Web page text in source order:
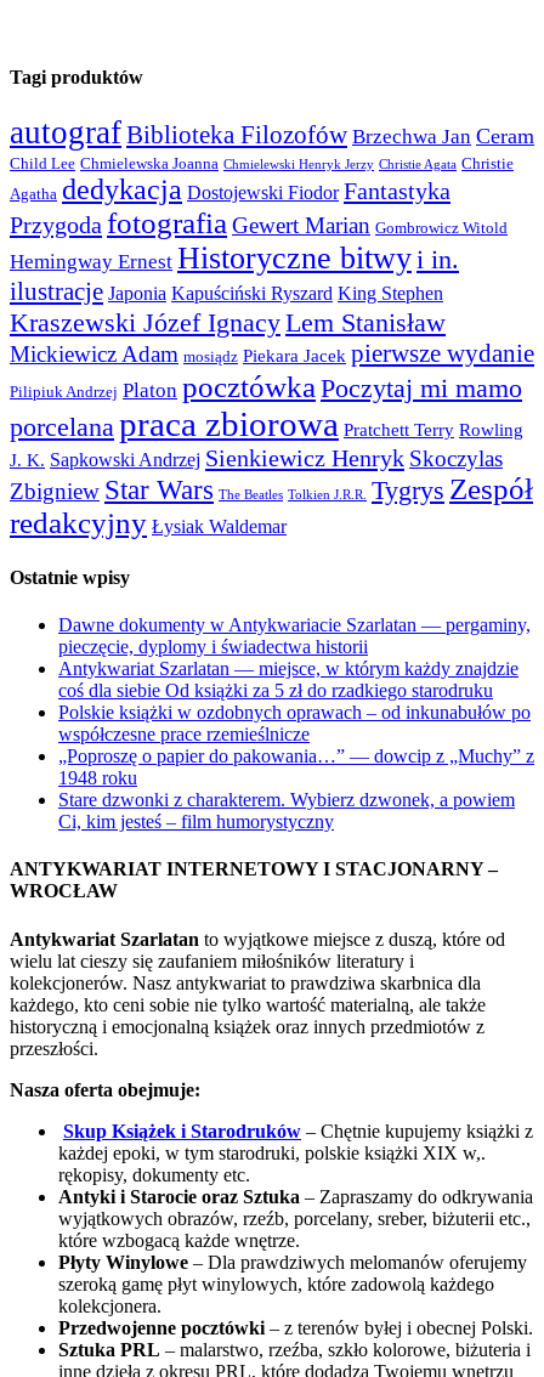
Tagi produktów
autografBiblioteka Filozofów Brzechwa Jan Ceram
Child Lee Chmielewska Joanna Chmielewski Henryk Jerzy Christie Agata Christie
Agatha dedykacja Dostojewski Fiodor Fantastyka
Przygodafotografia Gewert Marian Gombrowicz Witold
Hemingway Ernest Historyczne bitwyi in.
ilustracje Japonia Kapuściński Ryszard King Stephen
Kraszewski Józef IgnacyLem Stanisław
Mickiewicz Adam mosiądz Piekara Jacek pierwsze wydanie
Pilipiuk Andrzej Platon pocztówka Poczytaj mi mamo
porcelanapraca zbiorowa Pratchett Terry Rowling
J. K. Sapkowski Andrzej Sienkiewicz Henryk Skoczylas
Zbigniew Star Wars The Beatles Tolkien J.R.R. Tygrys Zespół
redakcyjny Łysiak Waldemar
Ostatnie wpisy
Dawne dokumenty w Antykwariacie Szarlatan — pergaminy,
pieczęcie, dyplomy i świadectwa historii
Antykwariat Szarlatan — miejsce, w którym każdy znajdzie
coś dla siebie Od książki za 5 zł do rzadkiego starodruku
Polskie książki w ozdobnych oprawach – od inkunabułów po
współczesne prace rzemieślnicze
„Poproszę o papier do pakowania…” — dowcip z „Muchy” z
1948 roku
Stare dzwonki z charakterem. Wybierz dzwonek, a powiem
Ci, kim jesteś – film humorystyczny
ANTYKWARIAT INTERNETOWY I STACJONARNY –
WROCŁAW
Antykwariat Szarlatan to wyjątkowe miejsce z duszą, które od
wielu lat cieszy się zaufaniem miłośników literatury i
kolekcjonerów. Nasz antykwariat to prawdziwa skarbnica dla
każdego, kto ceni sobie nie tylko wartość materialną, ale także
historyczną i emocjonalną książek oraz innych przedmiotów z
przeszłości.
Nasza oferta obejmuje:
Skup Książek i Starodruków – Chętnie kupujemy książki z
każdej epoki, w tym starodruki, polskie książki XIX w,.
rękopisy, dokumenty etc.
Antyki i Starocie oraz Sztuka – Zapraszamy do odkrywania
wyjątkowych obrazów, rzeźb, porcelany, sreber, biżuterii etc.,
które wzbogacą każde wnętrze.
Płyty Winylowe – Dla prawdziwych melomanów oferujemy
szeroką gamę płyt winylowych, które zadowolą każdego
kolekcjonera.
Przedwojenne pocztówki – z terenów byłej i obecnej Polski.
Sztuka PRL – malarstwo, rzeźba, szkło kolorowe, biżuteria i
inne dzieła z okresu PRL, które dodadzą Twojemu wnętrzu